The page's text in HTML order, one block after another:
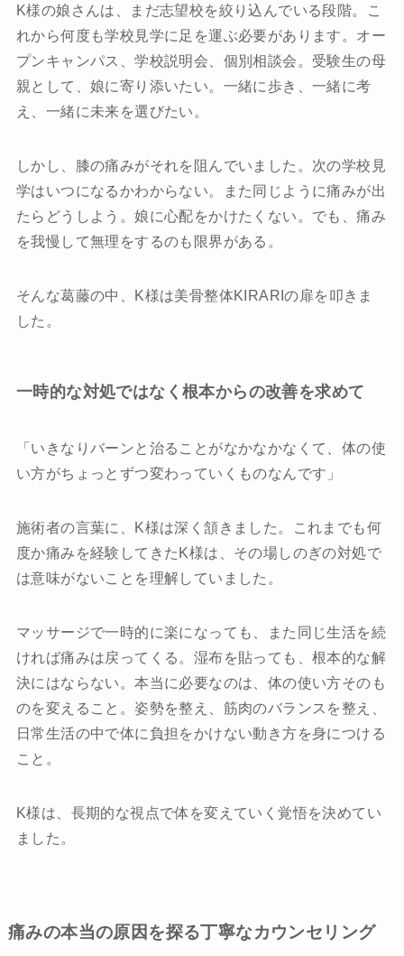
K様の娘さんは、まだ志望校を絞り込んでいる段階。こ
れから何度も学校見学に足を運ぶ必要があります。オー
プンキャンパス、学校説明会、個別相談会。受験生の母
親として、娘に寄り添いたい。一緒に歩き、一緒に考
え、一緒に未来を選びたい。
しかし、膝の痛みがそれを阻んでいました。次の学校見
学はいつになるかわからない。また同じように痛みが出
たらどうしよう。娘に心配をかけたくない。でも、痛み
を我慢して無理をするのも限界がある。
そんな葛藤の中、K様は美骨整体KIRARIの扉を叩きま
した。
一時的な対処ではなく根本からの改善を求めて
「いきなりバーンと治ることがなかなかなくて、体の使
い方がちょっとずつ変わっていくものなんです」
施術者の言葉に、K様は深く頷きました。これまでも何
度か痛みを経験してきたK様は、その場しのぎの対処で
は意味がないことを理解していました。
マッサージで一時的に楽になっても、また同じ生活を続
ければ痛みは戻ってくる。湿布を貼っても、根本的な解
決にはならない。本当に必要なのは、体の使い方そのも
のを変えること。姿勢を整え、筋肉のバランスを整え、
日常生活の中で体に負担をかけない動き方を身につける
こと。
K様は、長期的な視点で体を変えていく覚悟を決めてい
ました。
痛みの本当の原因を探る丁寧なカウンセリング